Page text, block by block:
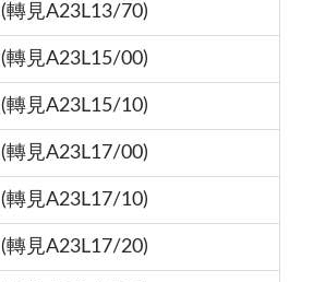
(轉見A23L13/70)
(轉見A23L15/00)
(轉見A23L15/10)
(轉見A23L17/00)
(轉見A23L17/10)
(轉見A23L17/20)